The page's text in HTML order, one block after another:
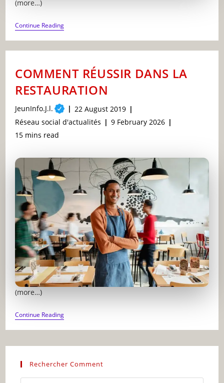
(more…)
Continue ReadingCOMMENT
DEVENIR
UN
BON
CUISINIER
COMMENT RÉUSSIR DANS LA
RESTAURATION
Post
author:
JeunInfo.J.l.
Post
published:
22 August 2019
Post
category:
Réseau social d'actualités
Post
9 February 2026
Reading
15 mins read
(more…)
Continue ReadingCOMMENT
RÉUSSIR
DANS
RESTAURATION
Rechercher Comment